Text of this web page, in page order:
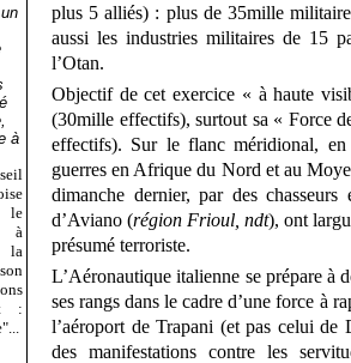
à
le
à
la
:
plus 5 alliés) : plus de 35mille
aussi les industries militaires de 15
l’Otan.
Objectif de cet exercice « à haute
(30mille effectifs), surtout sa « Force
effectifs). Sur le flanc méridional, en
guerres en Afrique du Nord et au
dimanche dernier, par des
d’Aviano (région Frioul, ndt), ont
présumé terroriste.
L’Aéronautique italienne se prépare à
ses rangs dans le cadre d’une force à
l’aéroport de Trapani (et pas celui
des manifestations contre les